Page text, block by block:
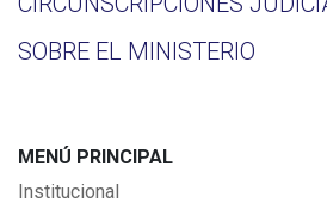
SOBRE EL MINISTERIO
MENÚ PRINCIPAL
Institucional